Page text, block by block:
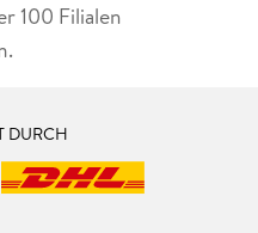
100 Filialen
DURCH